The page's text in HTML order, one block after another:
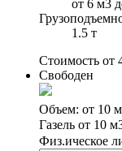
от 6 м3
1.5 т
Стоимость от
Свободен
Объем: от 10
Газель от 10
Физ.ическое